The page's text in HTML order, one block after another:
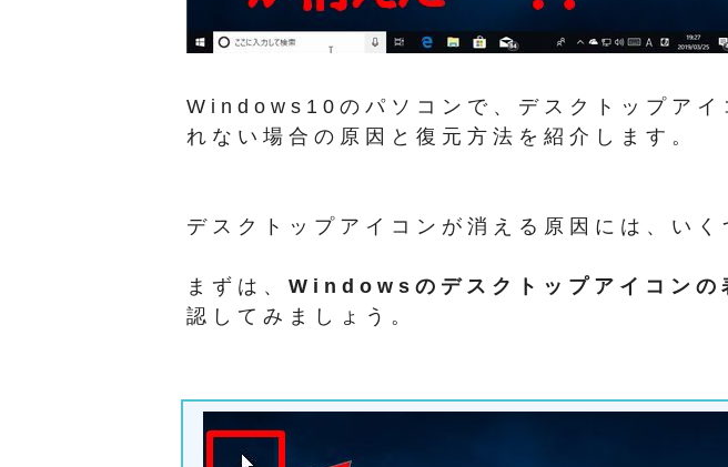
Windows10のパソコンで、デスクトップアイ
れない場合の原因と復元方法を紹介します。
デスクトップアイコンが消える原因には、いく
まずは、 Windowsのデスクトップアイコンの
認してみましょう。